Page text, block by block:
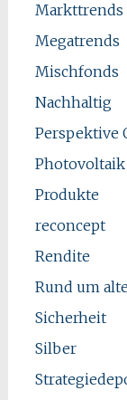
Markttrends
Megatrends
Mischfonds
Nachhaltig
Perspektive
Photovoltaik
Produkte
reconcept
Rendite
Rund um
Sicherheit
Silber